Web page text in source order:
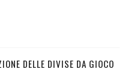
DELLE DIVISE DA GIOCO